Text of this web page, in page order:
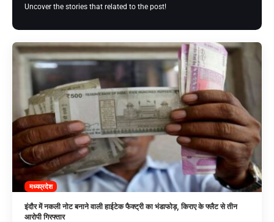
Uncover the stories that related to the post!
मध्यप्रदेश
इंदौर में नकली नोट बनाने वाली हाईटेक फैक्ट्री का भंडाफोड़, किराए के फ्लैट से तीन
आरोपी गिरफ्तार